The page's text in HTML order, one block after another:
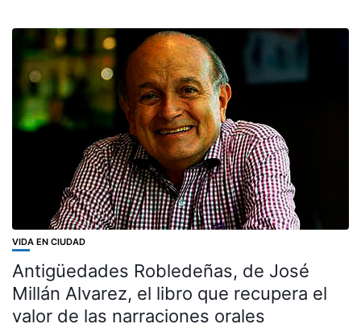
VIDA EN CIUDAD
Antigüedades Robledeñas, de José
Millán Alvarez, el libro que recupera el
valor de las narraciones orales